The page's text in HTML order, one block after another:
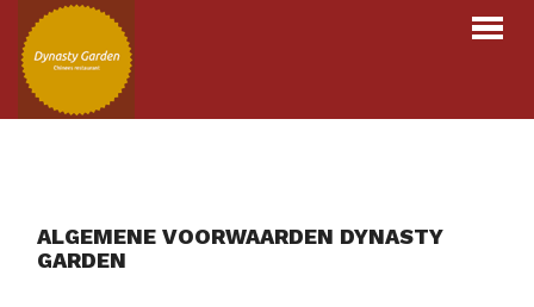
Over ons
Contact
ALGEMENE VOORWAARDEN DYNASTY
GARDEN